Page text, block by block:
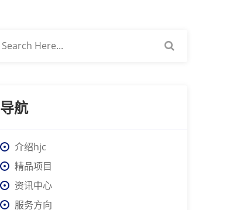
导航
介绍hjc
精品项目
资讯中心
服务方向